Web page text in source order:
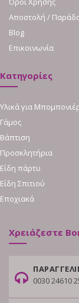
Αποστολή /
Blog
Επικοινωνία
Κατηγορίες
Υλικά για
Γάμος
Βάπτιση
Προσκλητήρια
Είδη πάρτυ
Είδη Σπιτιού
Εποχιακά
Χρειάζεστε
0030 24610